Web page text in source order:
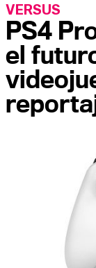
PS4
el
VERSUS